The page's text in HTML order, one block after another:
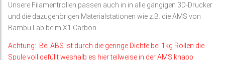
Unsere Filamentrollen passen auch in in alle gängigen 3D-Drucker
und die dazugehörigen Materialstationen wie z.B. die AMS von
Bambu Lab beim X1 Carbon.
Achtung: Bei ABS ist durch die geringe Dichte bei 1kg Rollen die
Spule voll gefüllt weshalb es hier teilweise in der AMS knapp